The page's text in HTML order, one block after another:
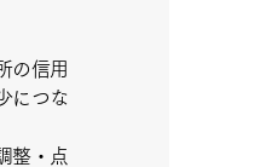
の信用
につな
整・点